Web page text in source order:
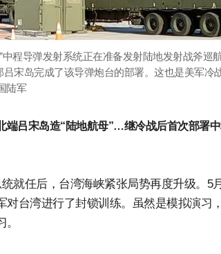
中程导弹发射系统正在准备发射陆地发射战斧巡
吕宋岛完成了该导弹炮台的部署。这也是美军冷
陆军
端吕宋岛造“陆地航母”…继冷战后首次部署
就任后，台湾海峡紧张局势再度升级。5
对台湾进行了封锁训练。虽然是模拟演习